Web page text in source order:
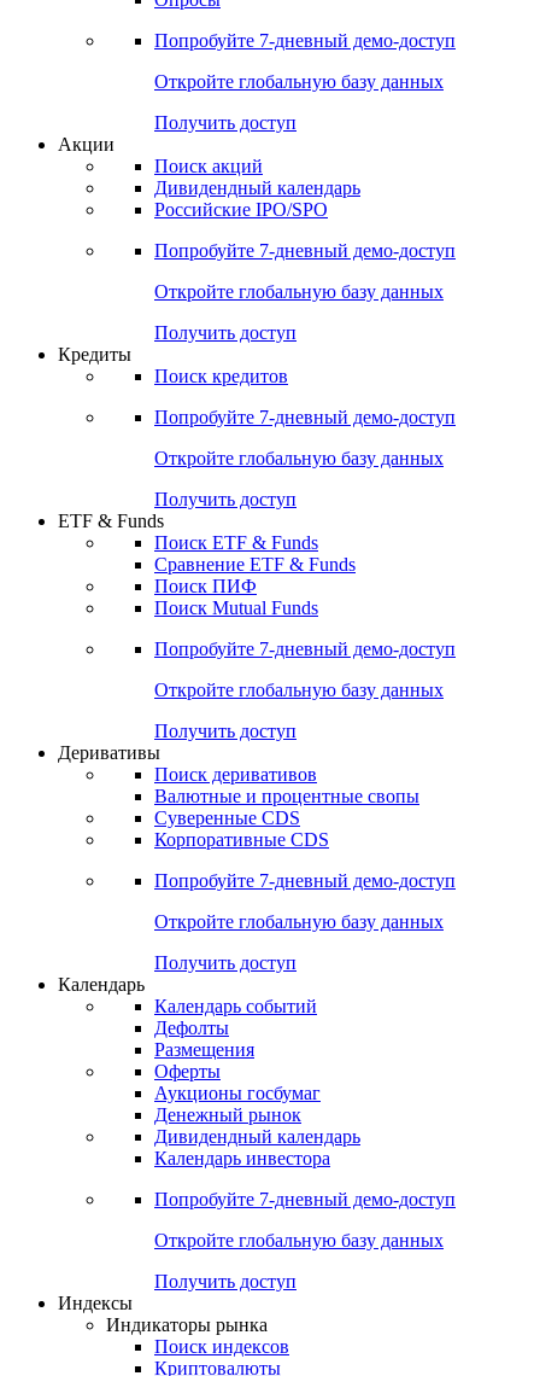
Cbonds Pages
Опросы
Попробуйте7-дневный
Откройте глобальную базу данных
Получить доступ
Поиск акций
Российские IPO/SPO
Попробуйте7-дневный
Откройте глобальную базу данных
Получить доступ
Поиск кредитов
Попробуйте7-дневный
Откройте глобальную базу данных
Получить доступ
ETF & Funds
Сравнение ETF & Funds
Поиск Mutual Funds
Попробуйте7-дневный
Откройте глобальную базу данных
Получить доступ
Деривативы
Валютные и процентные свопы
Корпоративные CDS
Попробуйте7-дневный
Откройте глобальную базу данных
Получить доступ
Календарь
Календарь событий
Дефолты
Размещения
Оферты
Денежный рынок
Календарь инвестора
Попробуйте7-дневный
Откройте глобальную базу данных
Получить доступ